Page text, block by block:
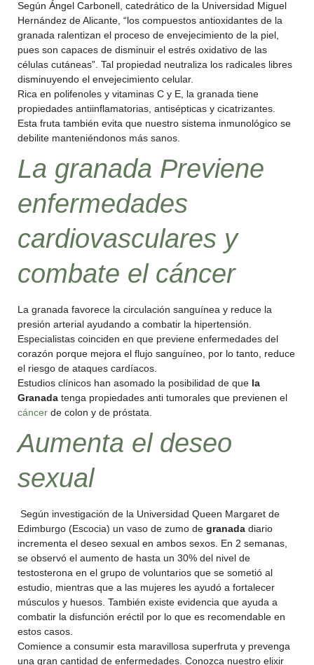
Según Ángel Carbonell, catedrático de la Universidad Miguel
Hernández de Alicante, “los compuestos antioxidantes de la
granada ralentizan el proceso de envejecimiento de la piel,
pues son capaces de disminuir el estrés oxidativo de las
células cutáneas”. Tal propiedad neutraliza los radicales libres
disminuyendo el envejecimiento celular.
Rica en polifenoles y vitaminas C y E, la granada tiene
propiedades antiinflamatorias, antisépticas y cicatrizantes.
Esta fruta también evita que nuestro sistema inmunológico se
debilite manteniéndonos más sanos.
La granada Previene
enfermedades
cardiovasculares y
combate el cáncer
La granada favorece la circulación sanguínea y reduce la
presión arterial ayudando a combatir la hipertensión.
Especialistas coinciden en que previene enfermedades del
corazón porque mejora el flujo sanguíneo, por lo tanto, reduce
el riesgo de ataques cardíacos.
Estudios clínicos han asomado la posibilidad de que la
Granada tenga propiedades anti tumorales que previenen el
cáncer de colon y de próstata.
Aumenta el deseo
sexual
Según investigación de la Universidad Queen Margaret de
Edimburgo (Escocia) un vaso de zumo de granada diario
incrementa el deseo sexual en ambos sexos. En 2 semanas,
se observó el aumento de hasta un 30% del nivel de
testosterona en el grupo de voluntarios que se sometió al
estudio, mientras que a las mujeres les ayudó a fortalecer
músculos y huesos. También existe evidencia que ayuda a
combatir la disfunción eréctil por lo que es recomendable en
estos casos.
Comience a consumir esta maravillosa superfruta y prevenga
una gran cantidad de enfermedades. Conozca nuestro elixir